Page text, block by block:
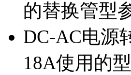
的替换管型
DC-AC电源
18A使用的型